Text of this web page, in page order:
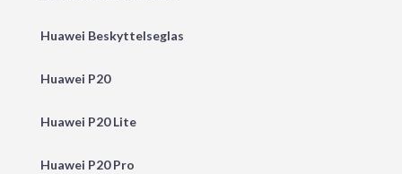
Huawei Beskyttelseglas
Huawei P20
Huawei P20 Lite
Huawei P20 Pro